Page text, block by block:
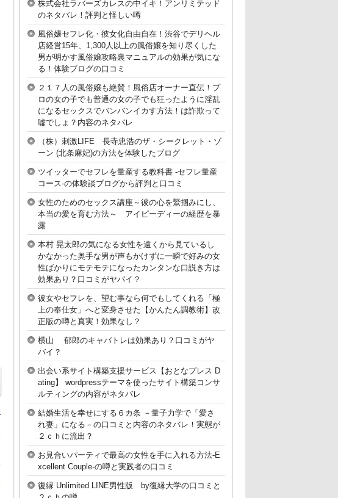
株式会社ラバーズカレスの中イキ！アンリミテッド
のネタバレ！評判と怪しい噂
風俗嬢セフレ化・彼女化自由自在！渋谷でデリヘル
店経営15年、1,300人以上の風俗嬢を知り尽くした
男が明かす風俗嬢攻略裏マニュアルの効果が気にな
る！体験ブログの口コミ
２１７人の風俗嬢も絶賛！風俗店オーナー直伝！プ
ロの女の子でも普通の女の子でも狂ったように淫乱
になるセックスでバンバンイカす方法！は詐欺って
嘘でしょ？内容のネタバレ
（株）刺激LIFE 長寺忠浩のザ・シークレット・ゾ
ーン (北条麻妃)の方法を体験したブログ
ツイッターでセフレを量産する教科書 -セフレ量産
コース-の体験談ブログから評判と口コミ
女性のためのセックス講座～彼の心を鷲掴みにし、
本当の愛を育む方法～ アイピーディーの経歴を暴
露
本村 晃太郎の気になる女性を遠くから見ているし
かなかった奥手な男が声もかけずに一瞬で好みの女
性ばかりにモテモテになったカンタンな口説き方は
効果あり？口コミがヤバイ？
彼女やセフレを、望む事なら何でもしてくれる「極
上の奉仕女」へと変身させた【かんたん調教術】改
正版の噂と真実！効果なし？
横山 郁郎のキャバトレは効果あり？口コミがヤ
バイ？
出会い系サイト構築支援サービス【おとなプレス D
ating】 wordpressテーマを使ったサイト構築コンサ
ルティングの内容がネタバレ
結婚生活を幸せにする６カ条 －量子力学で「愛さ
れ妻」になる－の口コミと内容のネタバレ！実態が
２ｃｈに流出？
お見合いパーティで最高の女性を手に入れる方法-E
xcellent Couple-の噂と実践者の口コミ
復縁 Unlimited LINE男性版 by復縁大学の口コミと